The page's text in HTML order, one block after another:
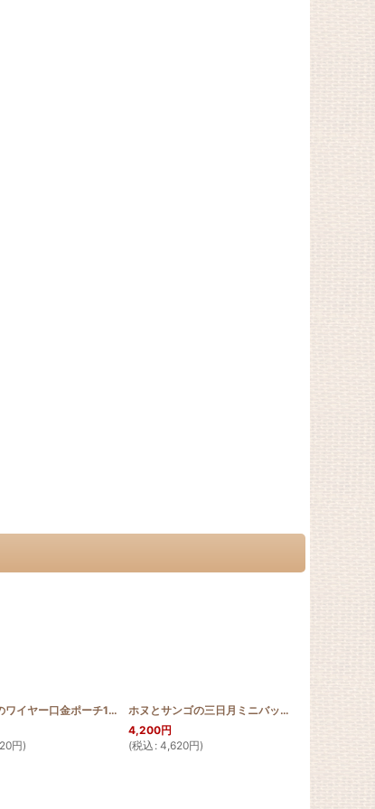
]
ラウアエのワイヤー口金ポーチ10cm [HQWP_LAU_10]
円)
ホヌとサンゴの三日月ミニバッグ
4,200円
(税込 : 4,620円)